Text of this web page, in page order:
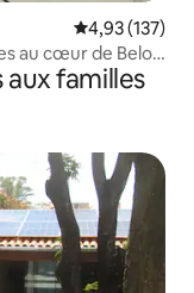
Note
4,93 (137)
au cœur de Belo
aux familles
aimés